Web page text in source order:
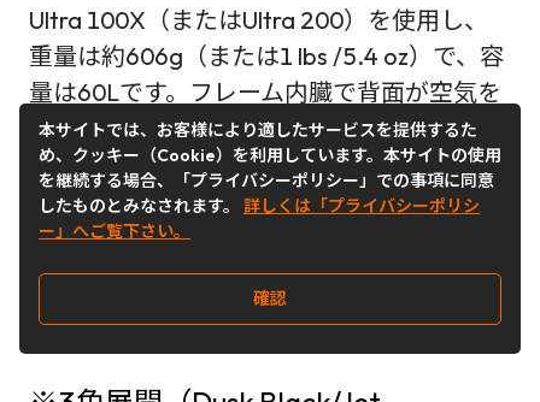
Ultra 100X（またはUltra 200）を使用し、
重量は約606g（または1 lbs /5.4 oz）で、容
量は60Lです。フレーム内臓で背面が空気を
通す構造を持ち、蒸れにくい設計です。Buy
＆Ship利用でお得に購入ができます！
Buy＆Ship利用（送料、関税込み）
想定価格(JPY)：約¥71,090
現地価格：US＄399
本サイトでは、お客様により適したサービスを提供するた
め、クッキー（Cookie）を利用しています。本サイトの使用
を継続する場合、「プライバシーポリシー」での事項に同意
したものとみなされます。 詳しくは「プライバシーポリシ
ー」へご覧下さい。
確認